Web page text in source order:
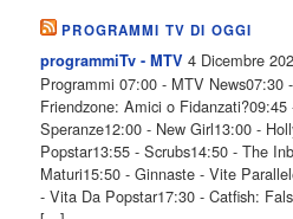
PROGRAMMI TV DI OGGI
programmiTv - MTV 4 Dicembre
Programmi 07:00 - MTV News07:30
Friendzone: Amici o
Speranze12:00 - New Girl13:00 -
Popstar13:55 - Scrubs14:50 - The
Maturi15:50 - Ginnaste - Vite
- Vita Da Popstar17:30 - Catfish: